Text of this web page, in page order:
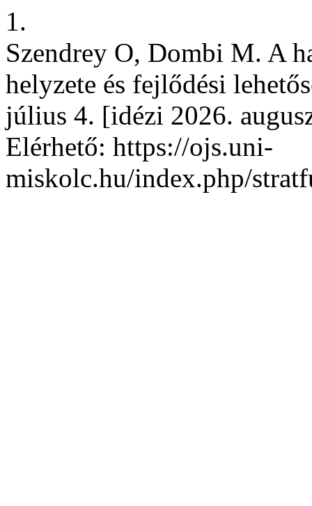
1.
Szendrey O, Dombi M. A
helyzete és fejlődési
július 4. [idézi 2026.
Elérhető: https://ojs.uni-
miskolc.hu/index.php/